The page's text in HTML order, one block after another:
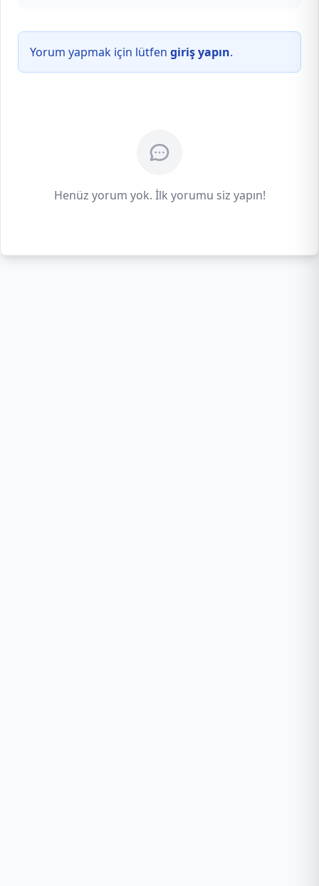
Yorum yapmak için lütfen giriş yapın.
Henüz yorum yok. İlk yorumu siz yapın!